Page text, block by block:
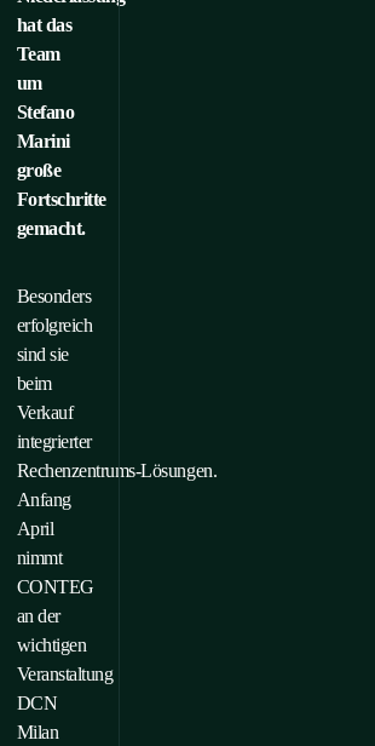
hat das
Team
um
Stefano
Marini
große
Fortschritte
gemacht.
Besonders
erfolgreich
sind sie
beim
Verkauf
integrierter
Rechenzentrums‑Lösungen.
Anfang
April
nimmt
CONTEG
an der
wichtigen
Veranstaltung
DCN
Milan